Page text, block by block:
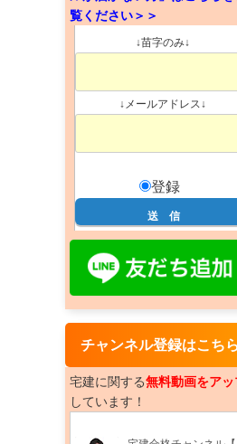
覧ください＞＞
↓苗字のみ↓
↓メールアドレス↓
登録
チャンネル登録はこちら
宅建に関する無料動画をアッ
しています！